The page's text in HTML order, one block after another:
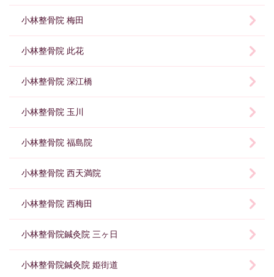
小林整骨院 梅田
小林整骨院 此花
小林整骨院 深江橋
小林整骨院 玉川
小林整骨院 福島院
小林整骨院 西天満院
小林整骨院 西梅田
小林整骨院鍼灸院 三ヶ日
小林整骨院鍼灸院 姫街道